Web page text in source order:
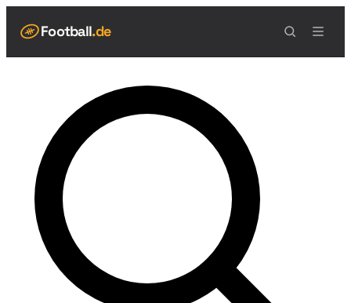
Football.de
Live Scores
Spielplan
Teams
Tabelle
Football Regeln